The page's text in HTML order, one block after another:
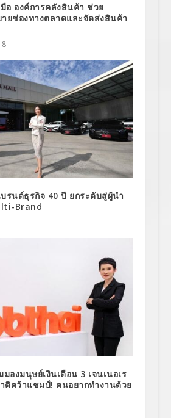
อ องค์การคลังสินค้า ช่วย
ายช่องทางตลาดและจัดส่งสินค้า
รนด์ธุรกิจ 40 ปี ยกระดับสู่ผู้นำ
Brand
มองมนุษย์เงินเดือน 3 เจนเนอเร
ติคว้าแชมป์! คนอยากทำงานด้วย